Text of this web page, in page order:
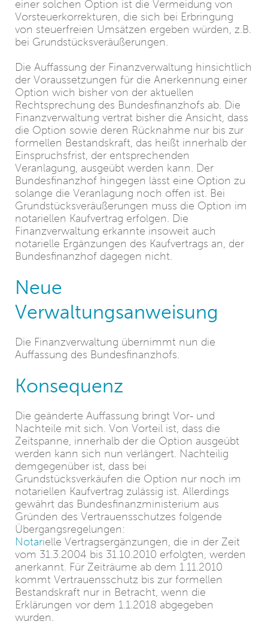
einer solchen Option ist die Vermeidung von
Vorsteuerkorrekturen, die sich bei Erbringung
von steuerfreien Umsätzen ergeben würden, z.B.
bei Grundstücksveräußerungen.
Die Auffassung der Finanzverwaltung hinsichtlich
der Voraussetzungen für die Anerkennung einer
Option wich bisher von der aktuellen
Rechtsprechung des Bundesfinanzhofs ab. Die
Finanzverwaltung vertrat bisher die Ansicht, dass
die Option sowie deren Rücknahme nur bis zur
formellen Bestandskraft, das heißt innerhalb der
Einspruchsfrist, der entsprechenden
Veranlagung, ausgeübt werden kann. Der
Bundesfinanzhof hingegen lässt eine Option zu
solange die Veranlagung noch offen ist. Bei
Grundstücksveräußerungen muss die Option im
notariellen Kaufvertrag erfolgen. Die
Finanzverwaltung erkannte insoweit auch
notarielle Ergänzungen des Kaufvertrags an, der
Bundesfinanzhof dagegen nicht.
Neue
Verwaltungsanweisung
Die Finanzverwaltung übernimmt nun die
Auffassung des Bundesfinanzhofs.
Konsequenz
Die geänderte Auffassung bringt Vor- und
Nachteile mit sich. Von Vorteil ist, dass die
Zeitspanne, innerhalb der die Option ausgeübt
werden kann sich nun verlängert. Nachteilig
demgegenüber ist, dass bei
Grundstücksverkäufen die Option nur noch im
notariellen Kaufvertrag zulässig ist. Allerdings
gewährt das Bundesfinanzministerium aus
Gründen des Vertrauensschutzes folgende
Übergangsregelungen:
Notarielle Vertragsergänzungen, die in der Zeit
vom 31.3.2004 bis 31.10.2010 erfolgten, werden
anerkannt. Für Zeiträume ab dem 1.11.2010
kommt Vertrauensschutz bis zur formellen
Bestandskraft nur in Betracht, wenn die
Erklärungen vor dem 1.1.2018 abgegeben
wurden.